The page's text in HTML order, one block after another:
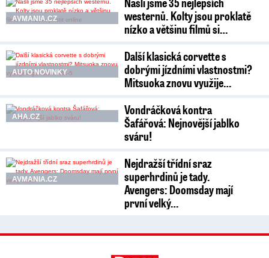
AVMANIA.CZ
westernů. Kolty jsou proklatě
nízko a většinu filmů si…
AUTO NOVINKY
Další klasická corvette s
dobrými jízdními vlastnostmi?
Mitsuoka znovu využije…
AHA.CZ
Vondráčková kontra
Šafářová: Nejnovější jablko
sváru!
AVMANIA.CZ
Nejdražší třídní sraz
superhrdinů je tady.
Avengers: Doomsday mají
první velký…